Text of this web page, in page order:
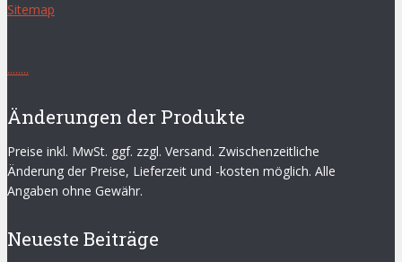
Sitemap
........
Änderungen der Produkte
Preise inkl. MwSt. ggf. zzgl. Versand. Zwischenzeitliche
Änderung der Preise, Lieferzeit und -kosten möglich. Alle
Angaben ohne Gewähr.
Neueste Beiträge